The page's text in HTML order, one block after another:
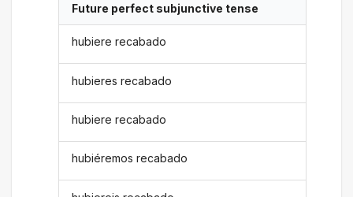
Future perfect subjunctive tense
hubiere recabado
hubieres recabado
hubiere recabado
hubiéremos recabado